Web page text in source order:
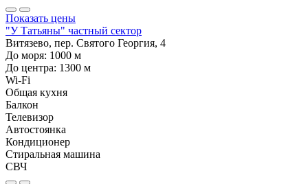
Показать цены
"У Татьяны" частный сектор
Витязево, пер. Святого Георгия, 4
До моря: 1000 м
До центра: 1300 м
Wi-Fi
Общая кухня
Балкон
Телевизор
Автостоянка
Кондиционер
Стиральная машина
СВЧ